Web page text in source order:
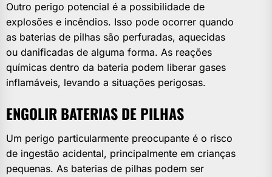
Outro perigo potencial é a possibilidade de
explosões e incêndios. Isso pode ocorrer quando
as baterias de pilhas são perfuradas, aquecidas
ou danificadas de alguma forma. As reações
químicas dentro da bateria podem liberar gases
inflamáveis, levando a situações perigosas.
ENGOLIR BATERIAS DE PILHAS
Um perigo particularmente preocupante é o risco
de ingestão acidental, principalmente em crianças
pequenas. As baterias de pilhas podem ser